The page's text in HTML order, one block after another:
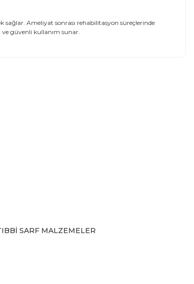
Ameliyat sonrası rehabilitasyon süreçlerinde
ve güvenli kullanım sunar.
SARF MALZEMELER